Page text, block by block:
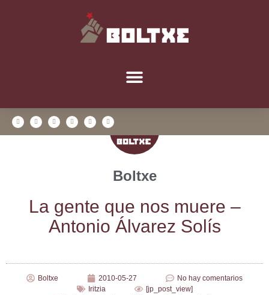
Boltxe
La gen­te que nos mue­re –
Anto­nio Álva­rez Solís
Boltxe 2010-05-27
No hay comentarios
Iritzia
[jp_post_view]